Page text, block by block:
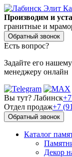
Производим и
гранитные и
Обратный звонок
Есть вопрос?
Задайте его нашему
менеджеру онлайн
Вы тут? Лабинск
Отдел продаж+7
Обратный звонок
Каталог
Декор